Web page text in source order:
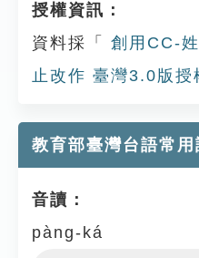
授權資訊：
資料採「
創用CC-
止改作 臺灣3.0版授
教育部臺灣台語常用
音讀：
pàng-ká